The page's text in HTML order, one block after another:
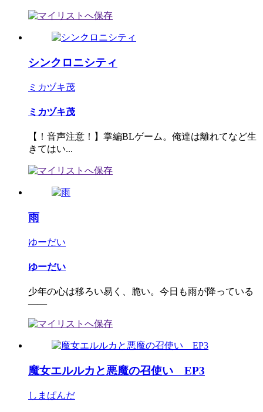
シンクロニシティ
ミカヅキ茂
ミカヅキ茂
【！音声注意！】掌編BLゲーム。俺達は離れてなど生
きてはい...
雨
ゆーだい
ゆーだい
少年の心は移ろい易く、脆い。今日も雨が降っている
――
魔女エルルカと悪魔の召使い EP3
しまぱんだ